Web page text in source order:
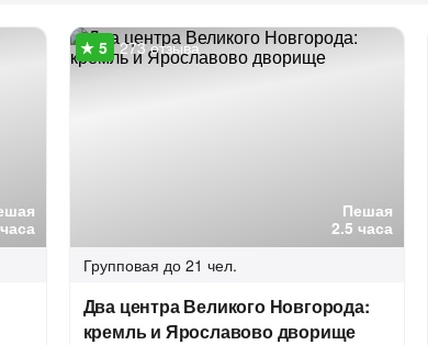
Пешая
2.5 часа
273 отзыва
Групповая до 21 чел.
Два центра Великого Новгорода:
кремль и Ярославово дворище